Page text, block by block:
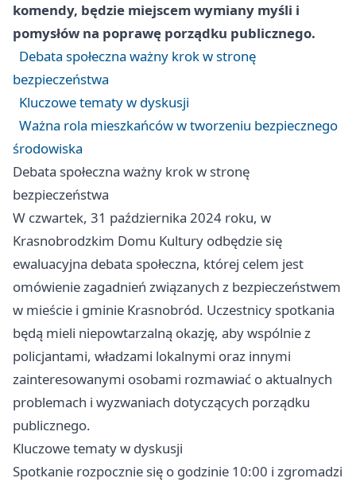
komendy, będzie miejscem wymiany myśli i
pomysłów na poprawę porządku publicznego.
Debata społeczna ważny krok w stronę
bezpieczeństwa
Kluczowe tematy w dyskusji
Ważna rola mieszkańców w tworzeniu bezpiecznego
środowiska
Debata społeczna ważny krok w stronę
bezpieczeństwa
W czwartek, 31 października 2024 roku, w
Krasnobrodzkim Domu Kultury odbędzie się
ewaluacyjna debata społeczna, której celem jest
omówienie zagadnień związanych z bezpieczeństwem
w mieście i gminie Krasnobród. Uczestnicy spotkania
będą mieli niepowtarzalną okazję, aby wspólnie z
policjantami, władzami lokalnymi oraz innymi
zainteresowanymi osobami rozmawiać o aktualnych
problemach i wyzwaniach dotyczących porządku
publicznego.
Kluczowe tematy w dyskusji
Spotkanie rozpocznie się o godzinie 10:00 i zgromadzi